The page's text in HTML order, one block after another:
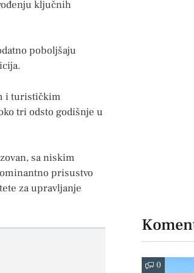
ključnih
poboljšaju
i turističkim
tri odsto godišnje u
sa niskim
prisustvo
za upravljanje
0